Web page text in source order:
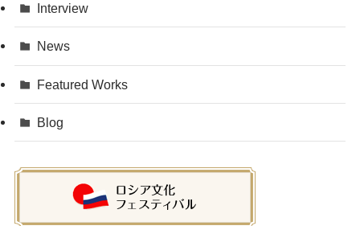
Interview
News
Featured Works
Blog